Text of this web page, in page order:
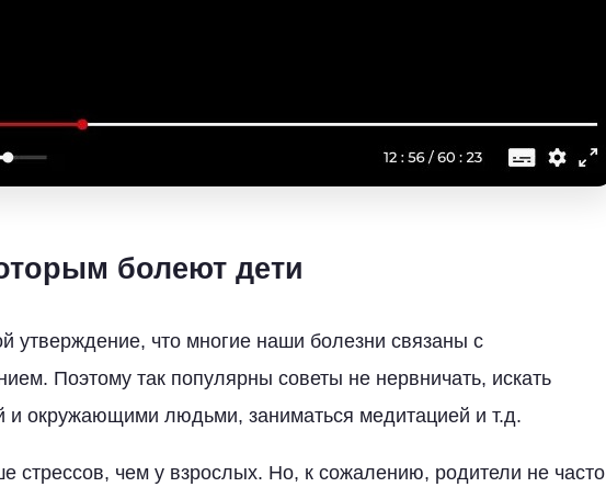
болеют дети
утверждение, что многие наши болезни связаны с
Поэтому так популярны советы не нервничать, искать
и окружающими людьми, заниматься медитацией и т.д.
стрессов, чем у взрослых. Но, к сожалению, родители не часто